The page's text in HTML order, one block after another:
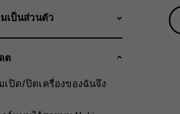
ภัย
เป็นส่วนตัว
ต
ปิด/ปิดเครื่องของฉันจึง